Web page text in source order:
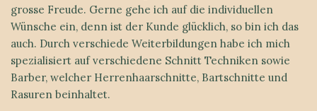
grosse Freude. Gerne gehe ich auf die individuellen
Wünsche ein, denn ist der Kunde glücklich, so bin ich das
auch. Durch verschiede Weiterbildungen habe ich mich
spezialisiert auf verschiedene Schnitt Techniken sowie
Barber, welcher Herrenhaarschnitte, Bartschnitte und
Rasuren beinhaltet.